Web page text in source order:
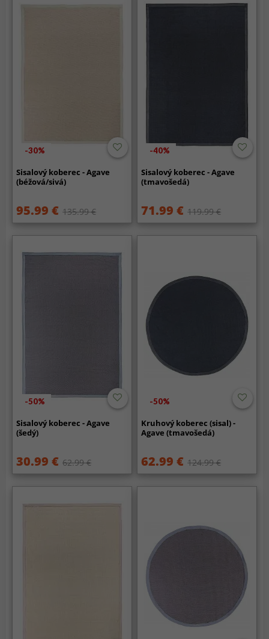
-30%
Sisalový koberec - Agave
(béžová/sivá)
95.99 € 135.99 €
-40%
Sisalový koberec - Agave
(tmavošedá)
71.99 € 119.99 €
-50%
Sisalový koberec - Agave
(šedý)
30.99 € 62.99 €
-50%
Kruhový koberec (sisal) -
Agave (tmavošedá)
62.99 € 124.99 €